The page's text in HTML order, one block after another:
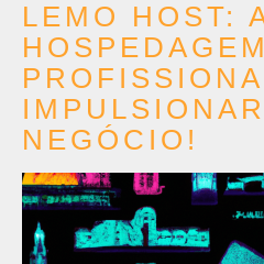
LEMO HOST:
NEGÓCIO!